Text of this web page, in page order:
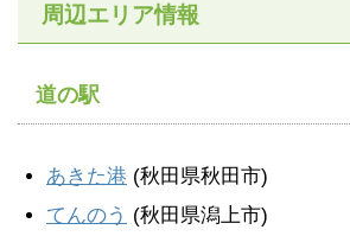
周辺エリア情報
道の駅
あきた港 (秋田県秋田市)
てんのう (秋田県潟上市)